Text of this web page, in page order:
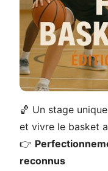
🏀 Un stage
et vivre le basket
👉
reconnus